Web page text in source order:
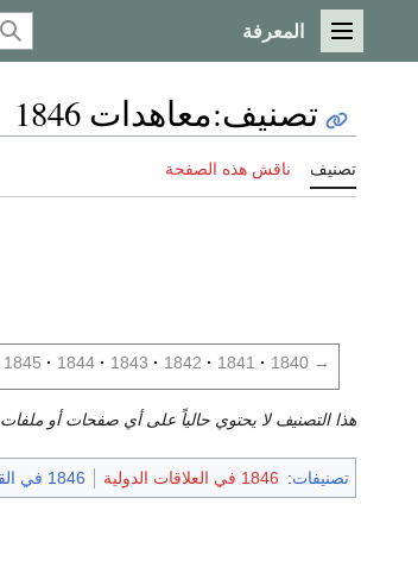
القائمة الرئيسية
المعرفة
تصنيف:معاهدات 1846
تصنيف ناقش هذه الصفحة
→
1840
1841
1842
1843
1844
1845
هذا التصنيف لا يحتوي حالياً على أي صفحات أو ملفات.
تصنيفات: 1846 في العلاقات الدولية 1846 في القانون